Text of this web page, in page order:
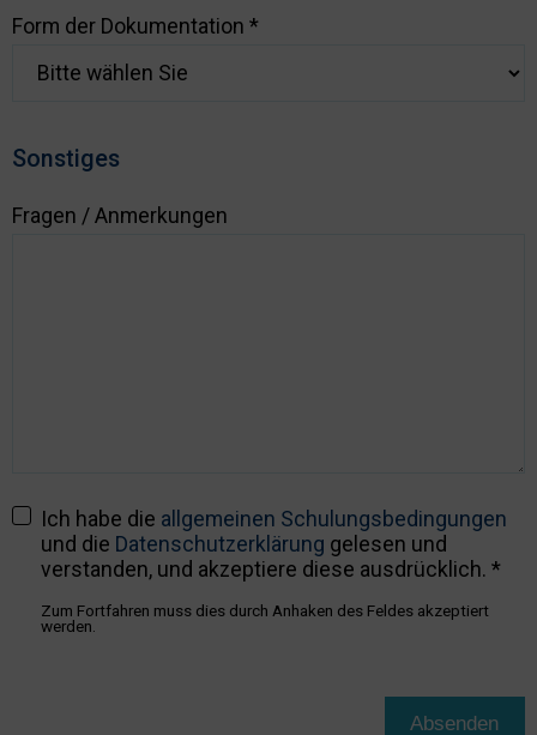
Form der Dokumentation *
Sonstiges
Fragen / Anmerkungen
Ich habe die allgemeinen Schulungsbedingungen
und die Datenschutzerklärung gelesen und
verstanden, und akzeptiere diese ausdrücklich. *
Zum Fortfahren muss dies durch Anhaken des Feldes akzeptiert
werden.
Absenden